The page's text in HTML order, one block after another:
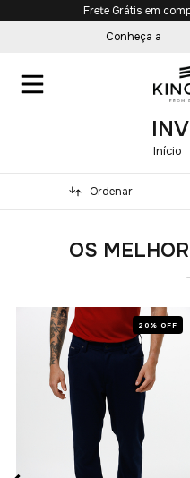
Frete Grátis em
Conheça a
Início
Ordenar
OS
20% OFF